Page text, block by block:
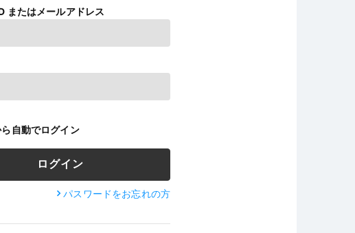
またはメールアドレス
自動でログイン
パスワードをお忘れの方